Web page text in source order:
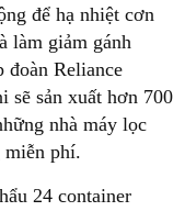
để hạ nhiệt cơn
làm giảm gánh
đoàn Reliance
sẽ sản xuất hơn 700
nhà máy lọc
miễn phí.
24 container